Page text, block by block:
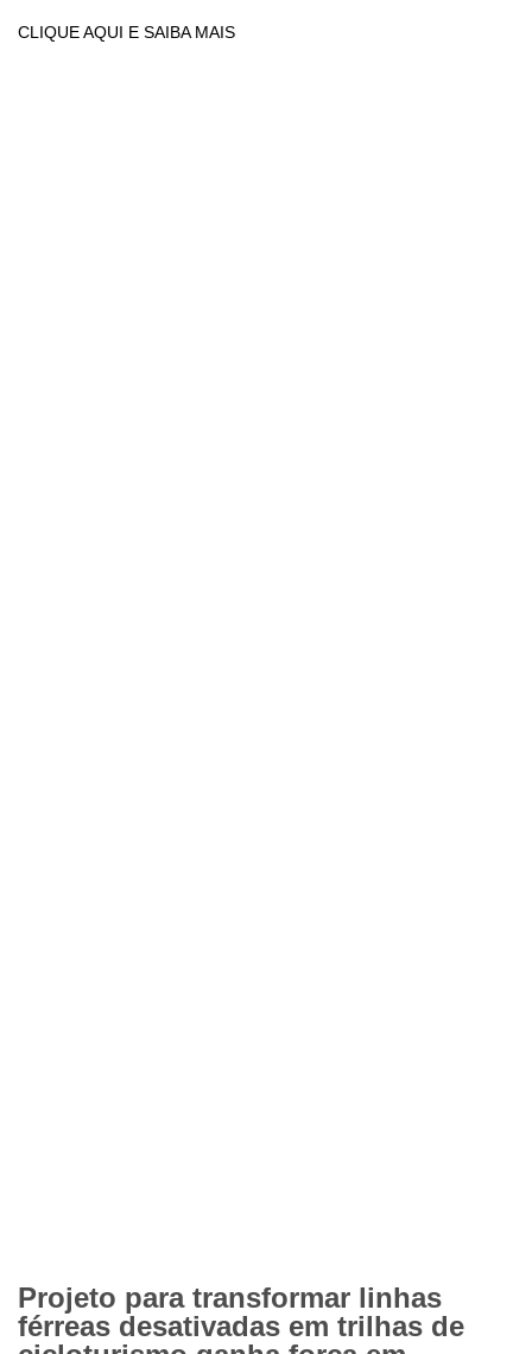
CLIQUE AQUI E SAIBA MAIS
Projeto para transformar linhas
férreas desativadas em trilhas de